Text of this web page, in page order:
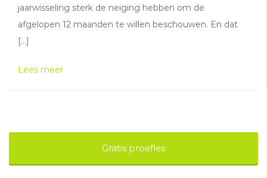
jaarwisseling sterk de neiging hebben om de
afgelopen 12 maanden te willen beschouwen. En dat
[…]
Lees meer
Gratis proefles